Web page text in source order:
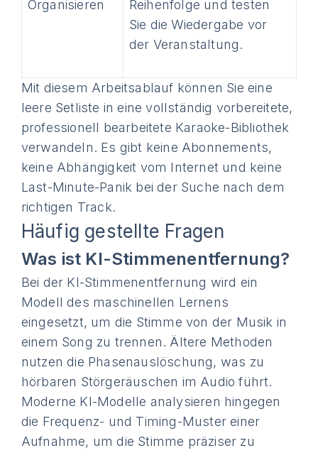
Organisieren
Reihenfolge und testen
Sie die Wiedergabe vor
der Veranstaltung.
Mit diesem Arbeitsablauf können Sie eine
leere Setliste in eine vollständig vorbereitete,
professionell bearbeitete Karaoke-Bibliothek
verwandeln. Es gibt keine Abonnements,
keine Abhängigkeit vom Internet und keine
Last-Minute-Panik bei der Suche nach dem
richtigen Track.
Häufig gestellte Fragen
Was ist KI-Stimmenentfernung?
Bei der KI-Stimmenentfernung wird ein
Modell des maschinellen Lernens
eingesetzt, um die Stimme von der Musik in
einem Song zu trennen. Ältere Methoden
nutzen die Phasenauslöschung, was zu
hörbaren Störgeräuschen im Audio führt.
Moderne KI-Modelle analysieren hingegen
die Frequenz- und Timing-Muster einer
Aufnahme, um die Stimme präziser zu